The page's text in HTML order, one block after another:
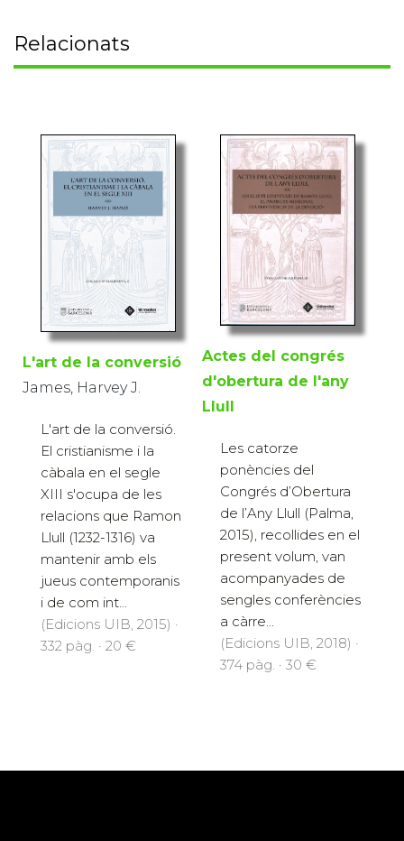
Relacionats
L'art de la conversió
James, Harvey J.
L'art de la conversió.
El cristianisme i la
càbala en el segle
XIII s'ocupa de les
relacions que Ramon
Llull (1232-1316) va
mantenir amb els
jueus contemporanis
i de com int...
(Edicions UIB, 2015) ·
332 pàg. · 20 €
Actes del congrés
d'obertura de l'any
Llull
Les catorze
ponències del
Congrés d’Obertura
de l’Any Llull (Palma,
2015), recollides en el
present volum, van
acompanyades de
sengles conferències
a càrre...
(Edicions UIB, 2018) ·
374 pàg. · 30 €